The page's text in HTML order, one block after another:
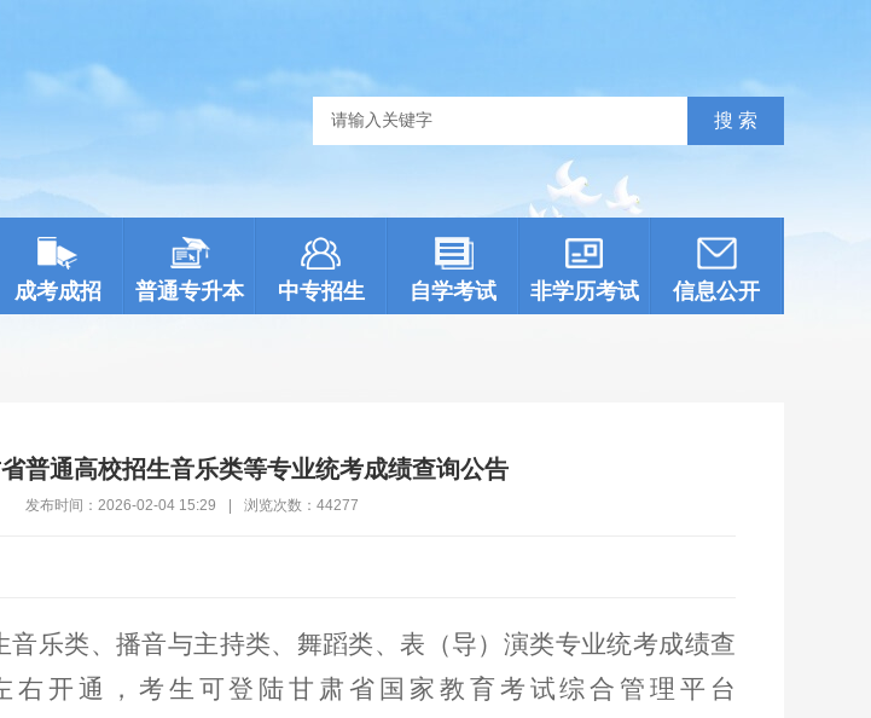
成考成招 普通专升本 中专招生 自学考试 非学历考试 信息公开
普通高校招生音乐类等专业统考成绩查询公告
发布时间：2026-02-04 15:29 浏览次数： 44277
音乐类、播音与主持类、舞蹈类、表（导）演类专业统考成绩查
右开通，考生可登陆甘肃省国家教育考试综合管理平台